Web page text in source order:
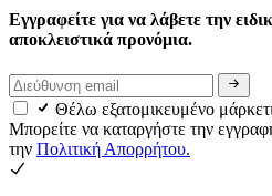
Εγγραφείτε για να λάβετε την
αποκλειστικά προνόμια.
Θέλω εξατομικευμένο
Μπορείτε να καταργήστε την
την Πολιτική Απορρήτου.